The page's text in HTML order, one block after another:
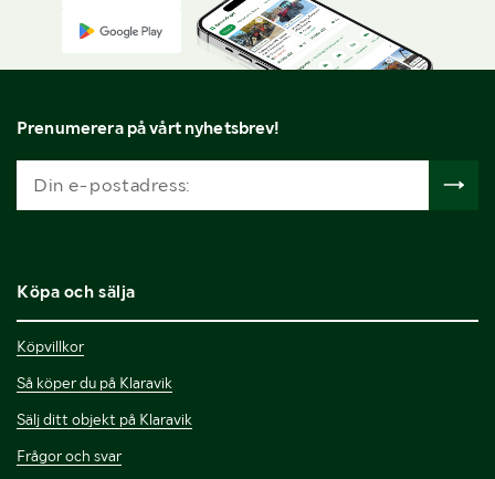
Prenumerera på vårt nyhetsbrev!
Köpa och sälja
Köpvillkor
Så köper du på Klaravik
Sälj ditt objekt på Klaravik
Frågor och svar